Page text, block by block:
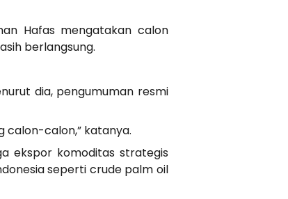
Hafas mengatakan calon
berlangsung.
dia, pengumuman resmi
calon-calon,” katanya.
ekspor komoditas strategis
seperti crude palm oil